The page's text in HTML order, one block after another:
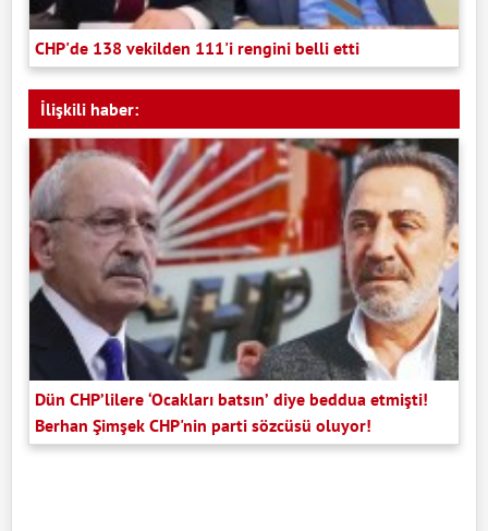
CHP'de 138 vekilden 111'i rengini belli etti
İlişkili haber:
Dün CHP’lilere ‘Ocakları batsın’ diye beddua etmişti!
Berhan Şimşek CHP'nin parti sözcüsü oluyor!